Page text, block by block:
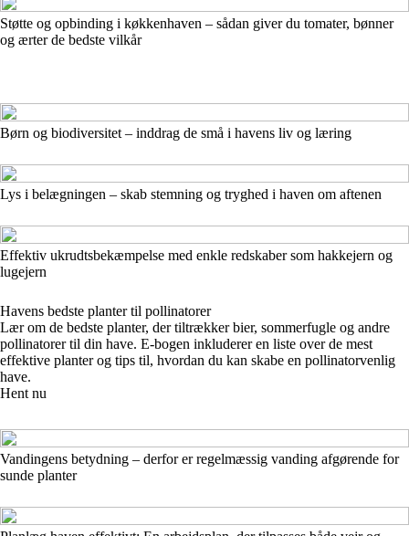
Støtte og opbinding i køkkenhaven – sådan giver du tomater, bønner
og ærter de bedste vilkår
Børn og biodiversitet – inddrag de små i havens liv og læring
Lys i belægningen – skab stemning og tryghed i haven om aftenen
Effektiv ukrudtsbekæmpelse med enkle redskaber som hakkejern og
lugejern
Havens bedste planter til pollinatorer
Lær om de bedste planter, der tiltrækker bier, sommerfugle og andre
pollinatorer til din have. E-bogen inkluderer en liste over de mest
effektive planter og tips til, hvordan du kan skabe en pollinatorvenlig
have.
Hent nu
Vandingens betydning – derfor er regelmæssig vanding afgørende for
sunde planter